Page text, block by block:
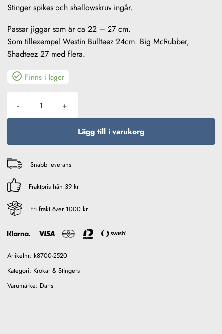
Stinger spikes och shallowskruv ingår.
Passar jiggar som är ca 22 – 27 cm.
Som tillexempel Westin Bullteez 24cm. Big McRubber,
Shadteez 27 med flera.
Finns i lager
Lägg till i varukorg
Snabb leverans
Fraktpris från 39 kr
Fri frakt över 1000 kr
Artikelnr: k8700-2520
Kategori: Krokar & Stingers
Varumärke: Darts